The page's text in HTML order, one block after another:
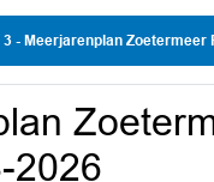
3 - Meerjarenplan Zoetermeer
2026